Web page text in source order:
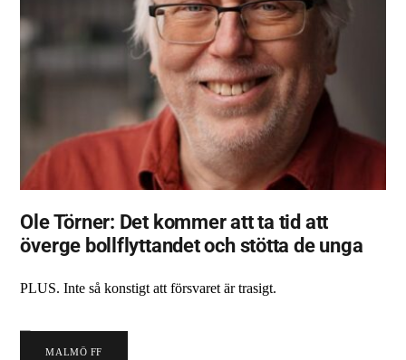
Ole Törner: Det kommer att ta tid att
överge bollflyttandet och stötta de unga
PLUS. Inte så konstigt att försvaret är trasigt.
MALMÖ FF